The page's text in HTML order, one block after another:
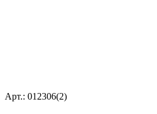
Арт.: 012306(2)